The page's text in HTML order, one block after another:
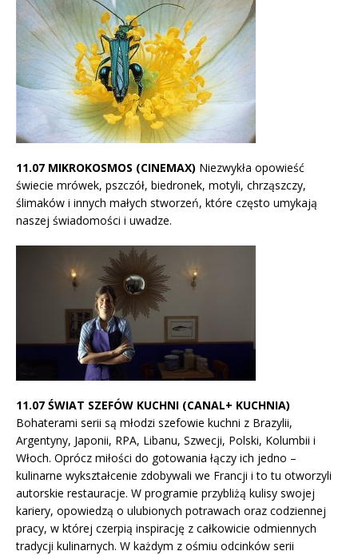
11.07 MIKROKOSMOS (CINEMAX) Niezwykła opowieść
świecie mrówek, pszczół, biedronek, motyli, chrząszczy,
ślimaków i innych małych stworzeń, które często umykają
naszej świadomości i uwadze.
11.07 ŚWIAT SZEFÓW KUCHNI (CANAL+ KUCHNIA)
Bohaterami serii są młodzi szefowie kuchni z Brazylii,
Argentyny, Japonii, RPA, Libanu, Szwecji, Polski, Kolumbii i
Włoch. Oprócz miłości do gotowania łączy ich jedno –
kulinarne wykształcenie zdobywali we Francji i to tu otworzyli
autorskie restauracje. W programie przybliżą kulisy swojej
kariery, opowiedzą o ulubionych potrawach oraz codziennej
pracy, w której czerpią inspirację z całkowicie odmiennych
tradycji kulinarnych. W każdym z ośmiu odcinków serii